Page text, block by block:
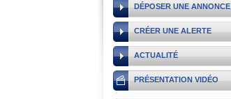
DÉPOSER UNE ANNONCE
CRÉER UNE ALERTE
ACTUALITÉ
PRÉSENTATION VIDÉO